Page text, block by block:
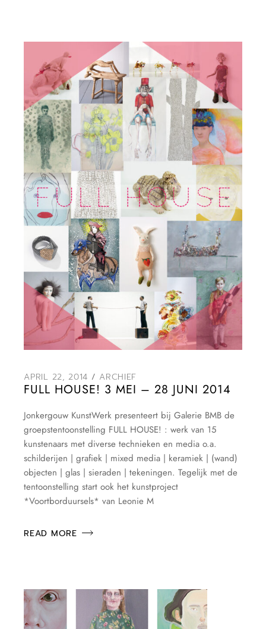
APRIL 22, 2014 ARCHIEF
FULL HOUSE! 3 MEI – 28 JUNI 2014
Jonkergouw KunstWerk presenteert bij Galerie BMB de
groepstentoonstelling FULL HOUSE! : werk van 15
kunstenaars met diverse technieken en media o.a.
schilderijen | grafiek | mixed media | keramiek | (wand)
objecten | glas | sieraden | tekeningen. Tegelijk met de
tentoonstelling start ook het kunstproject
*Voortborduursels* van Leonie M
READ MORE